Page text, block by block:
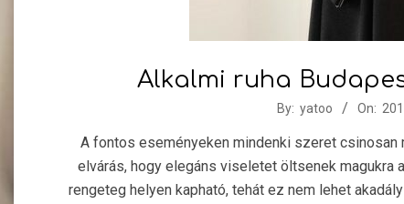
Alkalmi ruha
02
By: yatoo On:
A fontos eseményeken mindenki szeret csinosan
elvárás, hogy elegáns viseletet öltsenek magukra
rengeteg helyen kapható, tehát ez nem lehet